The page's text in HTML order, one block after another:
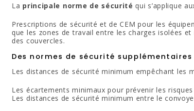
La principale norme de sécurité qui s’applique
Prescriptions de sécurité et de CEM pour les
que les zones de travail entre les charges isolées
des couvercles.
Des normes de sécurité
Les distances de sécurité minimum empêchant les
Les écartements minimaux pour prévenir les
Les distances de sécurité minimum entre le